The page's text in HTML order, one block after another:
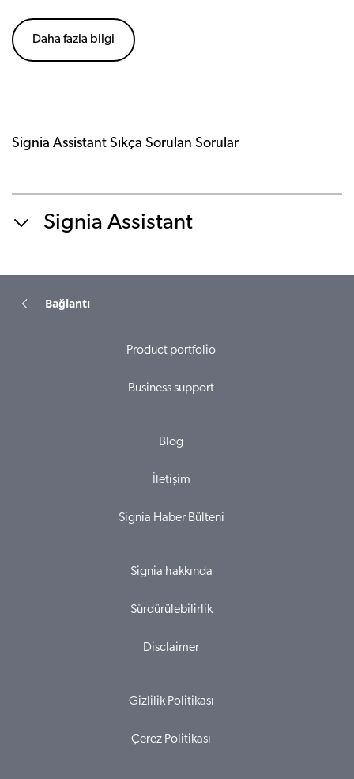
Daha fazla bilgi
Signia Assistant Sıkça Sorulan Sorular
Signia Assistant
Bağlantı
Product portfolio
Business support
Blog
İletişim
Signia Haber Bülteni
Signia hakkında
Sürdürülebilirlik
Disclaimer
Gizlilik Politikası
Çerez Politikası